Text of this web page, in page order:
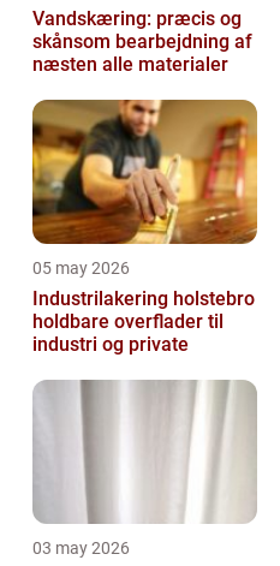
Vandskæring: præcis og
skånsom bearbejdning af
næsten alle materialer
05 may 2026
Industrilakering holstebro
holdbare overflader til
industri og private
03 may 2026